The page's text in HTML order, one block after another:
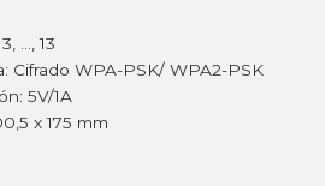
…, 13
Cifrado WPA-PSK/ WPA2-PSK
5V/1A
x 175 mm